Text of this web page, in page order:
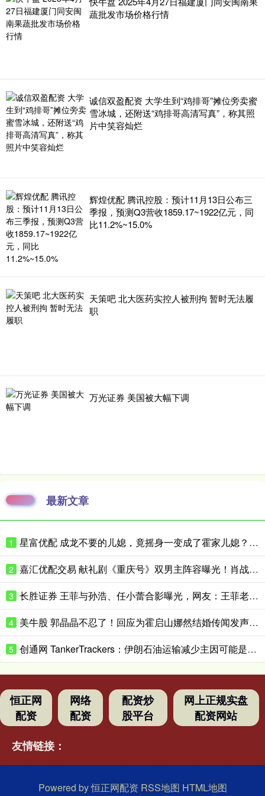
蔬批发市场价格行情
诚信双盈配资 大学生到“鸡排哥”摊位旁卖蜜
雪冰城，还附送“鸡排哥高清写真”，称其照
片中笑容灿烂
辉煌优配 腾讯控股：预计11月13日公布三
季报，预测Q3营收1859.17~1922亿元，同
比11.2%~15.0%
天策吧 北大医药实控人被刑拘 暂时无法履
职
万光证券 美国被大幅下调
最新文章
1 星富优配 成龙不要的儿媳，竟摇身一变成了霍家儿媳？感到意外的何止他一人
2 嘉汇优配交易 献礼剧《重庆号》双男主阵容曝光！肖战无缝衔接进组，搭档老顶流
3 长胜证券 王菲与孙浩、任小蕾合影曝光，网友：王菲老了，眼角下垂皱纹明显
4 美牛股 郭晶晶不忍了！回应为霍启山娜然结婚传闻发声之事，我们都被骗了
5 创通网 TankerTrackers：伊朗石油运输减少主因可能是泄漏事故 而非美国封锁
恒正网
配资
网络
配资
配资炒
股平台
网上正规实盘
配资网站
友情链接：
Powered by恒正网配资 RSS地图 HTML地图